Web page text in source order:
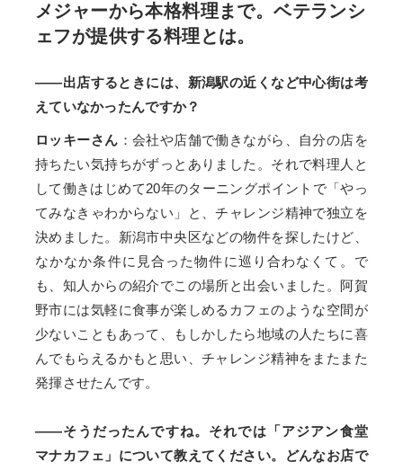
メジャーから本格料理まで。ベテランシ
ェフが提供する料理とは。
――出店するときには、新潟駅の近くなど中心街は考
えていなかったんですか？
ロッキーさん ：会社や店舗で働きながら、自分の店を
持ちたい気持ちがずっとありました。それで料理人と
して働きはじめて20年のターニングポイントで「やっ
てみなきゃわからない」と、チャレンジ精神で独立を
決めました。新潟市中央区などの物件を探したけど、
なかなか条件に見合った物件に巡り合わなくて。で
も、知人からの紹介でこの場所と出会いました。阿賀
野市には気軽に食事が楽しめるカフェのような空間が
少ないこともあって、もしかしたら地域の人たちに喜
んでもらえるかもと思い、チャレンジ精神をまたまた
発揮させたんです。
――そうだったんですね。それでは「アジアン食堂
マナカフェ」について教えてください。どんなお店で